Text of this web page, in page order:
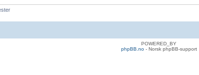
POWERED_BY
phpBB.no- Norsk phpBB-support